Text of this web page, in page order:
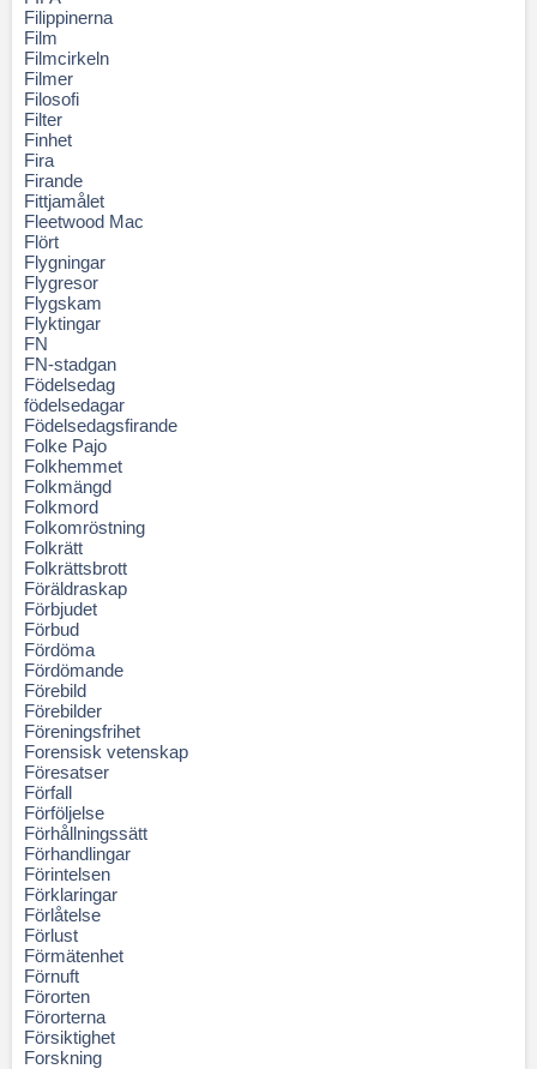
Filippinerna
Film
Filmcirkeln
Filmer
Filosofi
Filter
Finhet
Fira
Firande
Fittjamålet
Fleetwood Mac
Flört
Flygningar
Flygresor
Flygskam
Flyktingar
FN
FN-stadgan
Födelsedag
födelsedagar
Födelsedagsfirande
Folke Pajo
Folkhemmet
Folkmängd
Folkmord
Folkomröstning
Folkrätt
Folkrättsbrott
Föräldraskap
Förbjudet
Förbud
Fördöma
Fördömande
Förebild
Förebilder
Föreningsfrihet
Forensisk vetenskap
Föresatser
Förfall
Förföljelse
Förhållningssätt
Förhandlingar
Förintelsen
Förklaringar
Förlåtelse
Förlust
Förmätenhet
Förnuft
Förorten
Förorterna
Försiktighet
Forskning